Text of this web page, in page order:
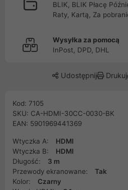
BLIK, BLIK Płacę
Raty, Kartą, Za
Wysyłka za pomocą
InPost, DPD, DHL
Udostępnij Drukuj
Kod: 7105
SKU: CA-HDMI-30CC-0030-BK
EAN: 5901969441369
Wtyczka A:
HDMI
Wtyczka B:
HDMI
Długość:
3 m
Przewody ekranowane:
Tak
Kolor:
Czarny